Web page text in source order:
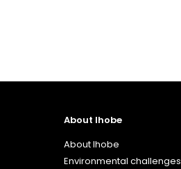
About Ihobe
About Ihobe
Environmental challenges